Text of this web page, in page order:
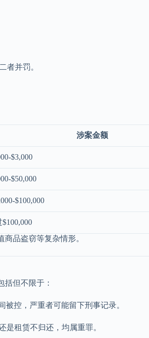
者并罚。
涉案金额
$3,000
$50,000
$100,000
$100,000
品盗窃等复杂情形。
但不限于：
被控，严重者可能留下刑事记录。
是租赁不归还，均属重罪。